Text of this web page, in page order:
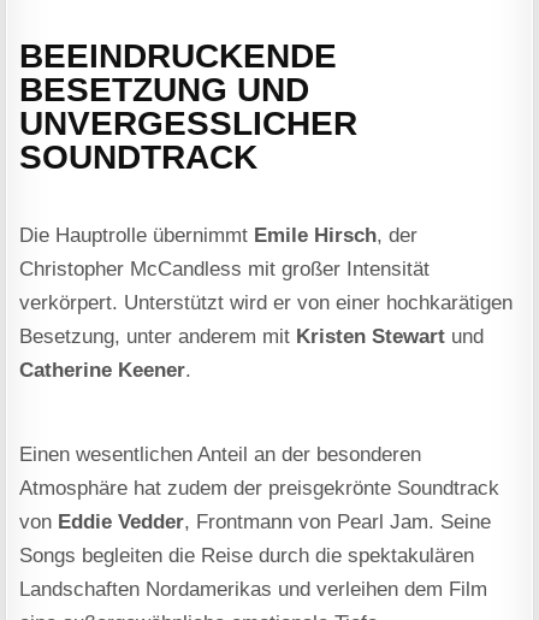
BEEINDRUCKENDE
BESETZUNG UND
UNVERGESSLICHER
SOUNDTRACK
Die Hauptrolle übernimmt Emile Hirsch, der
Christopher McCandless mit großer Intensität
verkörpert. Unterstützt wird er von einer hochkarätigen
Besetzung, unter anderem mit Kristen Stewart und
Catherine Keener.
Einen wesentlichen Anteil an der besonderen
Atmosphäre hat zudem der preisgekrönte Soundtrack
von Eddie Vedder, Frontmann von Pearl Jam. Seine
Songs begleiten die Reise durch die spektakulären
Landschaften Nordamerikas und verleihen dem Film